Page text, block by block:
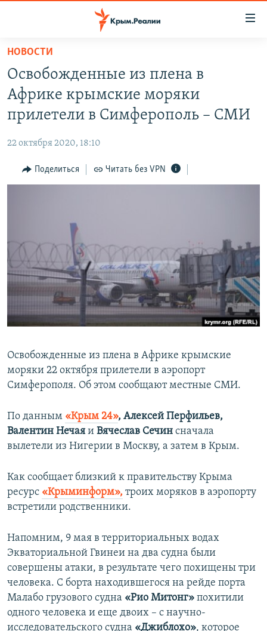
Вернуться
основному
содержанию
Вернутся
главной
навигации
Вернутся
НОВОСТИ
СПЕЦПРОЕКТЫ
11 ЛЕТ ОККУПАЦИИ КРЫМА. 11 ИСТОРИЙ СОПРОТИВЛЕНИЯ
ВОДА
ЕЩЕ
ИНТЕРАКТИВ
СОВЕТЫ ПРАВОЗАЩИТНИКОВ
ПРОПАВШИЕ БЕЗ ВЕСТИ
ПОБЕДИТЕЛЕЙ НЕ СУДЯТ?
КРЫМ.НЕПОКОРЕННЫЙ
ELIFBE
РАДІО СВОБОДА
Qırımtatar
ПРИСОЕДИНЯЙТЕСЬ!
Все сайты RFE/RL
НОВОСТИ
Освобожденные из плена в
Африке крымские моряки
прилетели в Симферополь – СМИ
22 октября 2020, 18:10
Поделиться Читать без VPN
Освобожденные из плена в Африке крымские
моряки 22 октября прилетели в аэропорт
Симферополя. Об этом сообщают местные СМИ.
По данным «Крым 24», Алексей Перфильев,
Валентин Нечая и Вячеслав Сечин сначала
вылетели из Нигерии в Москву, а затем в Крым.
Как сообщает близкий к правительству Крыма
ресурс «Крыминформ», троих моряков в аэропорту
встретили родственники.
Напомним, 9 мая в территориальных водах
Экваториальной Гвинеи на два судна были
совершены атаки, в результате чего похищены три
человека. С борта находившегося на рейде порта
Малабо грузового судна «Рио Митонг» похитили
одного человека и еще двоих – с научно-
исследовательского судна «Джиблохо», которое